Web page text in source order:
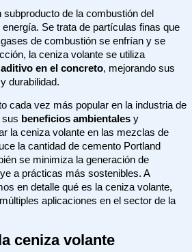
subproducto de la combustión del
Se trata de partículas finas que
de combustión se enfrían y se
la ceniza volante se utiliza
aditivo en el concreto, mejorando sus
durabilidad.
cada vez más popular en la industria de
sus beneficios ambientales y
la ceniza volante en las mezclas de
la cantidad de cemento Portland
se minimiza la generación de
a prácticas más sostenibles. A
en detalle qué es la ceniza volante,
aplicaciones en el sector de la
ceniza volante